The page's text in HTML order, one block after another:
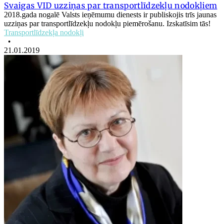
Svaigas VID uzziņas par transportlīdzekļu nodokļiem
2018.gada nogalē Valsts ieņēmumu dienests ir publiskojis trīs jaunas
uzziņas par transportlīdzekļu nodokļu piemērošanu. Izskatīsim tās!
Transportlīdzekļa nodokļi
•
21.01.2019